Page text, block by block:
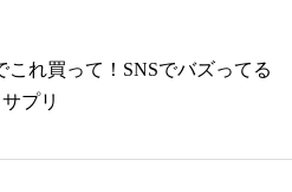
これ買って！SNSでバズってる
プリ